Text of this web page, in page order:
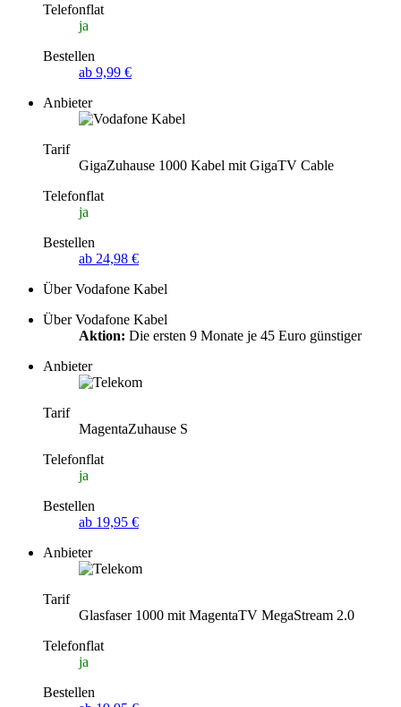
Telefonflat
ja
Bestellen
ab 9,99 €
Anbieter
Tarif
GigaZuhause 1000 Kabel mit GigaTV Cable
Telefonflat
ja
Bestellen
ab 24,98 €
Über Vodafone Kabel
Über Vodafone Kabel
Aktion: Die ersten 9 Monate je 45 Euro günstiger
Anbieter
Tarif
MagentaZuhause S
Telefonflat
ja
Bestellen
ab 19,95 €
Anbieter
Tarif
Glasfaser 1000 mit MagentaTV MegaStream 2.0
Telefonflat
ja
Bestellen